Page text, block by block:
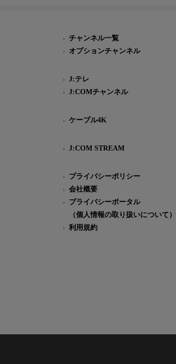
チャンネル一覧
オプションチャンネル
J:テレ
J:COMチャンネル
ケーブル4K
J:COM STREAM
プライバシーポリシー
会社概要
プライバシーポータル
（個人情報の取り扱いについて）
利用規約